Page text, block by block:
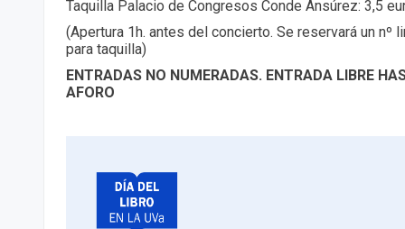
Taquilla Palacio de Congresos Conde Ansúrez: 3,5
(Apertura 1h. antes del concierto. Se reservará un nº
para taquilla)
ENTRADAS NO NUMERADAS. ENTRADA LIBRE
AFORO